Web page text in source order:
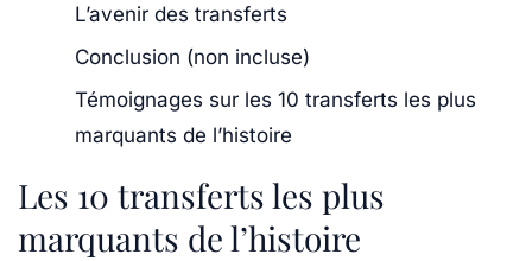
L’avenir des transferts
Conclusion (non incluse)
Témoignages sur les 10 transferts les plus
marquants de l’histoire
Les 10 transferts les plus
marquants de l’histoire